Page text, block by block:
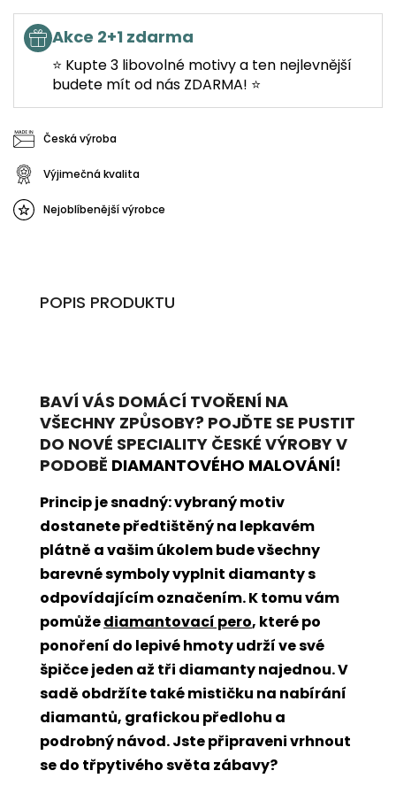
Akce 2+1 zdarma
⭐ Kupte 3 libovolné motivy a ten nejlevnější
budete mít od nás ZDARMA! ⭐
Česká výroba
Výjimečná kvalita
Nejoblíbenější výrobce
POPIS PRODUKTU
BAVÍ VÁS DOMÁCÍ TVOŘENÍ NA
VŠECHNY ZPŮSOBY? POJĎTE SE PUSTIT
DO NOVÉ SPECIALITY ČESKÉ VÝROBY V
PODOBĚ DIAMANTOVÉHO MALOVÁNÍ!
Princip je snadný: vybraný motiv
dostanete předtištěný na lepkavém
plátně a vašim úkolem bude všechny
barevné symboly vyplnit diamanty s
odpovídajícím označením. K tomu vám
pomůžediamantovací pero, které po
ponoření do lepivé hmoty udrží ve své
špičce jeden až tři diamanty najednou. V
sadě obdržíte také mističku na nabírání
diamantů, grafickou předlohu a
podrobný návod. Jste připraveni vrhnout
se do třpytivého světa zábavy?